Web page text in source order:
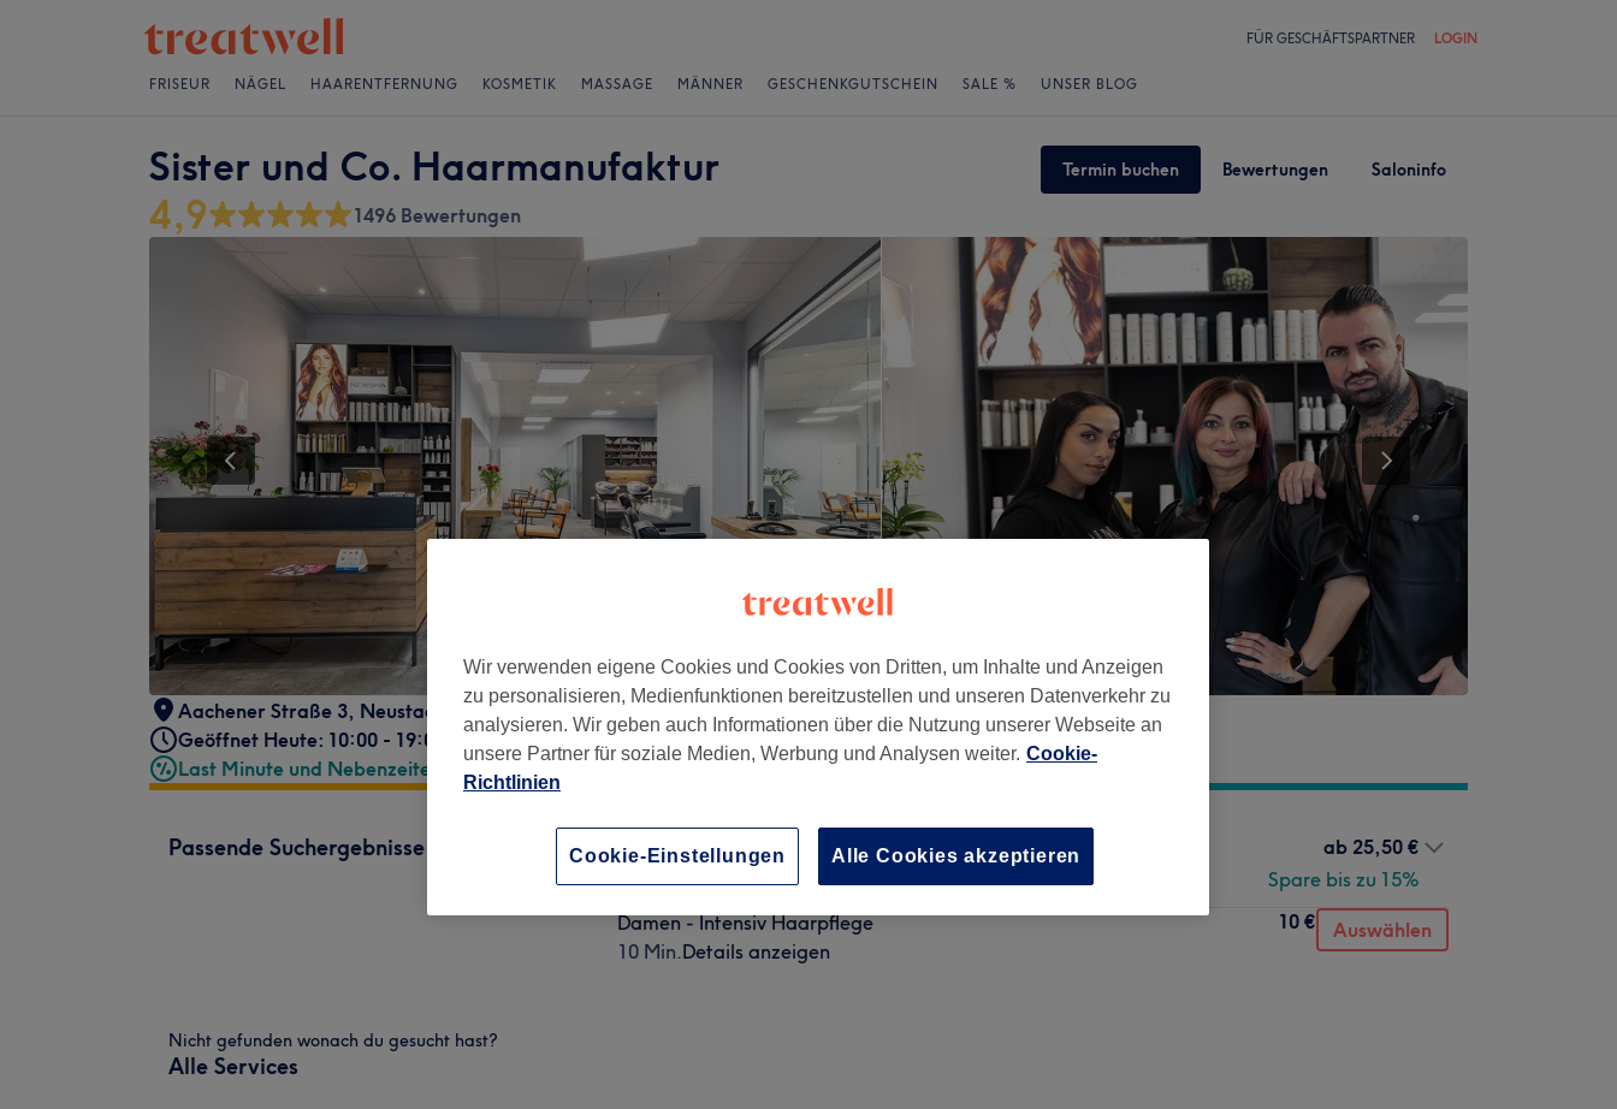
FÜR GESCHÄFTSPARTNER LOGIN
FRISEUR NÄGEL HAARENTFERNUNG KOSMETIK MASSAGE MÄNNER GESCHENKGUTSCHEIN SALE % UNSER BLOG
Sister und Co. Haarmanufaktur Termin buchen Bewertungen Saloninfo
4,9 1496 Bewertungen
Aachener Straße 3, Neustadt-Süd , Köln, 50674
Geöffnet Heute: 10:00 - 19:00
Last Minute und Nebenzeiten
Passende Suchergebnisse
Damen - Newsha Rescue System Intesiv
ab 25,50 €
Spare bis zu 15%
Damen - Intensiv Haarpflege
10 Min.Details anzeigen
10 € Auswählen
Nicht gefunden wonach du gesucht hast?
Alle Services
Wir verwenden eigene Cookies und Cookies von Dritten, um Inhalte und Anzeigen
zu personalisieren, Medienfunktionen bereitzustellen und unseren Datenverkehr zu
analysieren. Wir geben auch Informationen über die Nutzung unserer Webseite an
unsere Partner für soziale Medien, Werbung und Analysen weiter. Cookie-
Richtlinien
Cookie-Einstellungen Alle Cookies akzeptieren